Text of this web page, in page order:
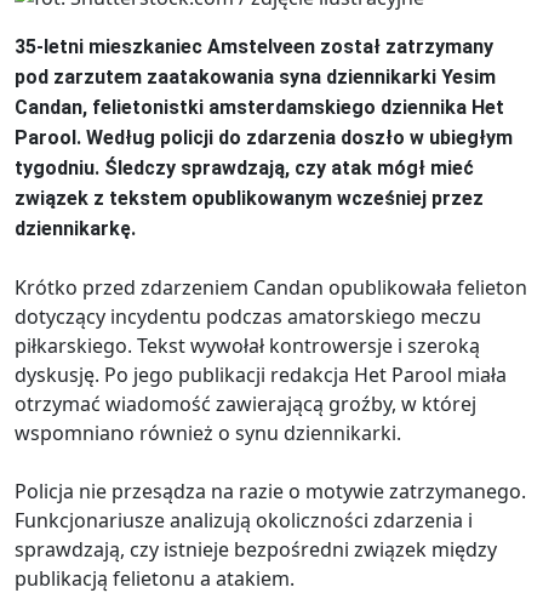
35-letni mieszkaniec Amstelveen został zatrzymany
pod zarzutem zaatakowania syna dziennikarki Yesim
Candan, felietonistki amsterdamskiego dziennika Het
Parool. Według policji do zdarzenia doszło w ubiegłym
tygodniu. Śledczy sprawdzają, czy atak mógł mieć
związek z tekstem opublikowanym wcześniej przez
dziennikarkę.
Krótko przed zdarzeniem Candan opublikowała felieton
dotyczący incydentu podczas amatorskiego meczu
piłkarskiego. Tekst wywołał kontrowersje i szeroką
dyskusję. Po jego publikacji redakcja Het Parool miała
otrzymać wiadomość zawierającą groźby, w której
wspomniano również o synu dziennikarki.
Policja nie przesądza na razie o motywie zatrzymanego.
Funkcjonariusze analizują okoliczności zdarzenia i
sprawdzają, czy istnieje bezpośredni związek między
publikacją felietonu a atakiem.